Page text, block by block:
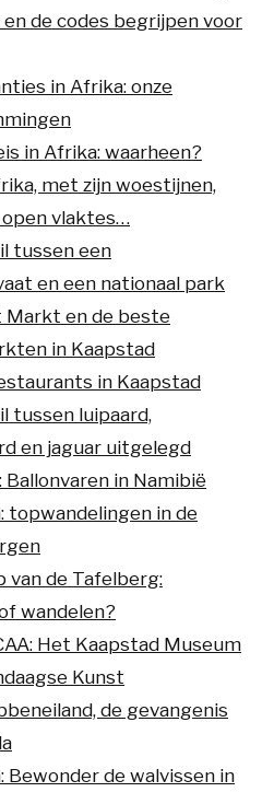
de codes begrijpen voor
in Afrika: onze
in Afrika: waarheen?
met zijn woestijnen,
open vlaktes…
tussen een
en een nationaal park
Markt en de beste
in Kaapstad
in Kaapstad
tussen luipaard,
en jaguar uitgelegd
in Namibië
topwandelingen in de
van de Tafelberg:
wandelen?
Het Kaapstad Museum
Kunst
de gevangenis
Bewonder de walvissen in